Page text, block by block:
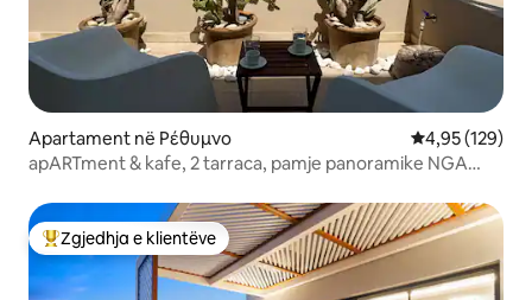
Apartament në Ρέθυμνο Vlerësimi
4,95 (129)
apARTment & kafe, 2 tarraca, pamje panoramike NGA
Më të mirat e zgjedhjeve të klientëve
Zgjedhja e klientëve